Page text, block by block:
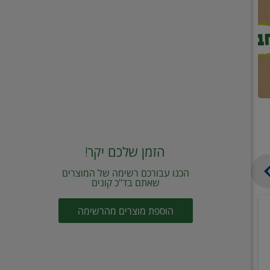
הזמן שלכם יקר!
הכנו עבורכם רשימה של המוצרים
שאתם בד"כ קונים
הוספת מוצרים מהרשימה